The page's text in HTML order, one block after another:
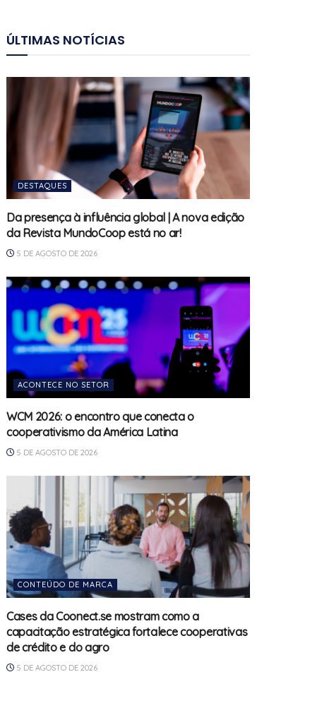
ÚLTIMAS NOTÍCIAS
DESTAQUES
Da presença à influência global | A nova edição
da Revista MundoCoop está no ar!
5 DE AGOSTO DE 2026
ACONTECE NO SETOR
WCM 2026: o encontro que conecta o
cooperativismo da América Latina
5 DE AGOSTO DE 2026
CONTEÚDO DE MARCA
Cases da Coonect.se mostram como a
capacitação estratégica fortalece cooperativas
de crédito e do agro
5 DE AGOSTO DE 2026